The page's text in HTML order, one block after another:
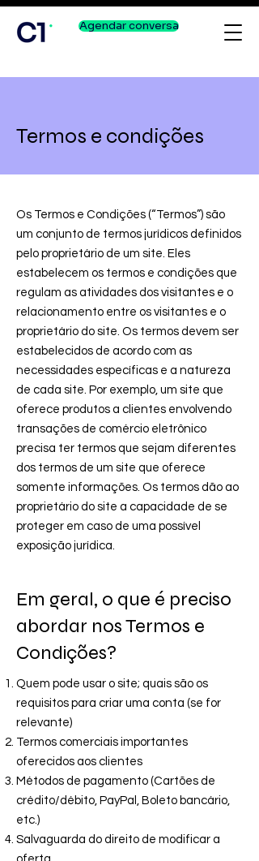
Agendar conversa
Termos e condições
Os Termos e Condições (“Termos”) são
um conjunto de termos jurídicos definidos
pelo proprietário de um site. Eles
estabelecem os termos e condições que
regulam as atividades dos visitantes e o
relacionamento entre os visitantes e o
proprietário do site. Os termos devem ser
estabelecidos de acordo com as
necessidades específicas e a natureza
de cada site. Por exemplo, um site que
oferece produtos a clientes envolvendo
transações de comércio eletrônico
precisa ter termos que sejam diferentes
dos termos de um site que oferece
somente informações. Os termos dão ao
proprietário do site a capacidade de se
proteger em caso de uma possível
exposição jurídica.
Em geral, o que é preciso
abordar nos Termos e
Condições?
Quem pode usar o site; quais são os
requisitos para criar uma conta (se for
relevante)
Termos comerciais importantes
oferecidos aos clientes
Métodos de pagamento (Cartões de
crédito/débito, PayPal, Boleto bancário,
etc.)
Salvaguarda do direito de modificar a